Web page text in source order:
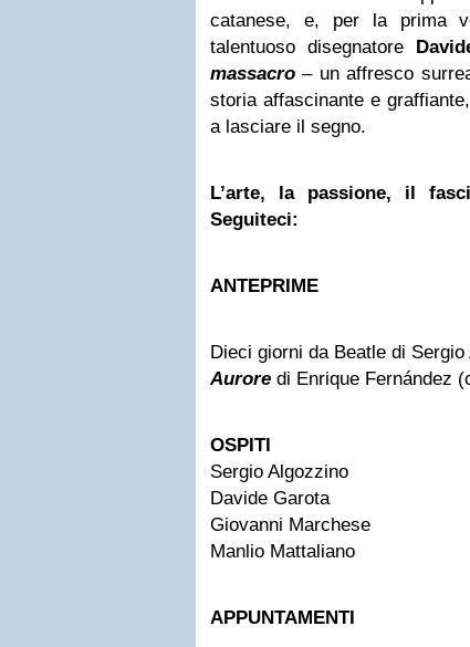
catanese, e, per la prima
talentuoso disegnatore
massacro– un affresco
storia affascinante e
a lasciare il segno.
L’arte, la passione, il
Seguiteci:
ANTEPRIME
Dieci giorni da Beatle di Sergio
Aurore di Enrique Fernández
OSPITI
Sergio Algozzino
Davide Garota
Giovanni Marchese
Manlio Mattaliano
APPUNTAMENTI